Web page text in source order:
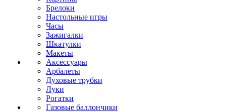
Брелоки
Настольные игры
Часы
Зажигалки
Шкатулки
Макеты
Аксессуары
Арбалеты
Духовые трубки
Луки
Рогатки
Газовые баллончики